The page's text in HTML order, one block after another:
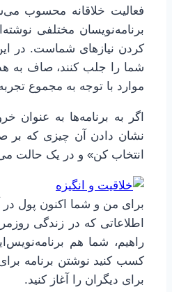
برنامه‌نویسان مختلفی
کردن نیازهای شماست. در
شما را جلب کنند، صاف به
موارد با توجه به مجموع
اگر به برنامه‌ها به
نشان دادن آن چیزی که بر
انتخاب کن» و در یک حالت
برای من و شما اکنون پول
اطلاعاتی که در زندگی
راهیم، شما هم
کسب کنید نوشتن برنامه
برای دیگران را آغاز کنید.